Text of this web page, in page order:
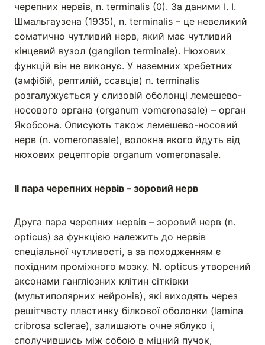
черепних нервів, n. termіnalis (0). За даними І. І.
Шмальгаузена (1935), n. terminalis – це невеликий
соматично чутливий нерв, який має чутливий
кінцевий вузол (ganglion terminale). Нюхових
функцій він не виконує. У наземних хребетних
(амфібій, рептилій, ссавців) n. terminalis
розгалужується у слизовій оболонці лемешево-
носового органа (organum vomeronаsale) – орган
Якобсона. Описують також лемешево-носовий
нерв (n. vomeronasale), волокна якого йдуть від
нюхових рецепторів organum vomeronasale.
ІІ пара черепних нервів – зоровий нерв
Друга пара черепних нервів – зоровий нерв (n.
opticus) за функцією належить до нервів
спеціальної чутливості, а за походженням є
похідним проміжного мозку. N. opticus утворений
аксонами гангліозних клітин сітківки
(мультиполярних нейронів), які виходять через
решітчасту пластинку білкової оболонки (lamina
cribrosa sclerae), залишають очне яблуко і,
сполучившись між собою в міцний пучок,